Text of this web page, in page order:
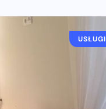
USŁUGI